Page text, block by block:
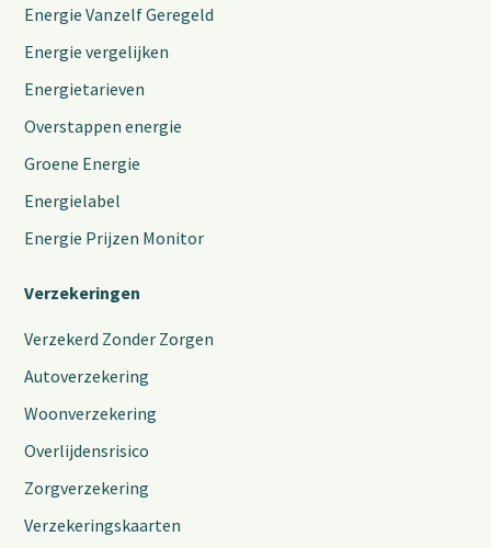
Energie Vanzelf Geregeld
Energie vergelijken
Energietarieven
Overstappen energie
Groene Energie
Energielabel
Energie Prijzen Monitor
Verzekeringen
Verzekerd Zonder Zorgen
Autoverzekering
Woonverzekering
Overlijdensrisico
Zorgverzekering
Verzekeringskaarten